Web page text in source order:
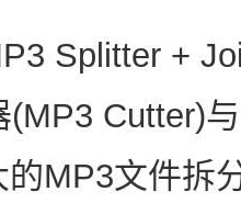
Splitter +
(MP3 Cutter)
MP3文件拆